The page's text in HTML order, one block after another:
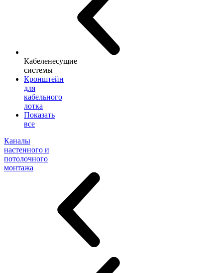
Кабеленесущие
системы
Кронштейн
для
кабельного
лотка
Показать
все
Каналы
настенного и
потолочного
монтажа